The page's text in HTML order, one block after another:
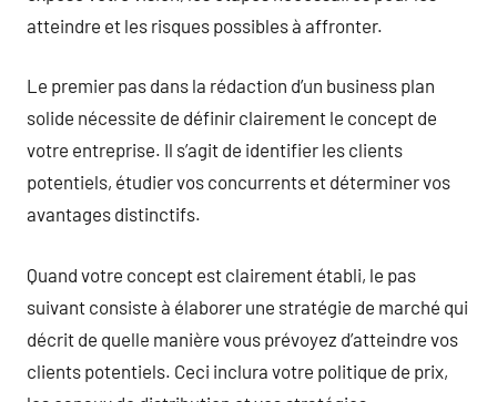
atteindre et les risques possibles à affronter.
Le premier pas dans la rédaction d’un business plan
solide nécessite de définir clairement le concept de
votre entreprise. Il s’agit de identifier les clients
potentiels, étudier vos concurrents et déterminer vos
avantages distinctifs.
Quand votre concept est clairement établi, le pas
suivant consiste à élaborer une stratégie de marché qui
décrit de quelle manière vous prévoyez d’atteindre vos
clients potentiels. Ceci inclura votre politique de prix,